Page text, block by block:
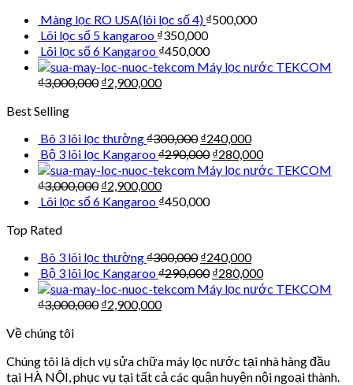
Màng lọc RO USA(lõi lọc số 4) ₫500,000
Lõi lọc số 5 kangaroo ₫350,000
Lõi lọc số 6 Kangaroo ₫450,000
Máy lọc nước TEKCOM
₫3,000,000 ₫2,900,000
Best Selling
Bô 3 lõi lọc thường₫300,000 ₫240,000
Bộ 3 lõi lọc Kangaroo₫290,000 ₫280,000
Máy lọc nước TEKCOM
₫3,000,000 ₫2,900,000
Lõi lọc số 6 Kangaroo ₫450,000
Top Rated
Bô 3 lõi lọc thường₫300,000 ₫240,000
Bộ 3 lõi lọc Kangaroo₫290,000 ₫280,000
Máy lọc nước TEKCOM
₫3,000,000 ₫2,900,000
Về chúng tôi
Chúng tôi là dịch vụ sửa chữa máy lọc nước tại nhà hàng đầu
tại HÀ NỘI, phục vụ tại tất cả các quận huyện nội ngoại thành.